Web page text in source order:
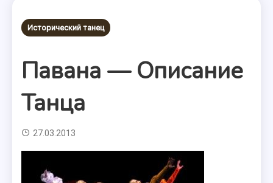
Исторический танец
Павана — Описание
Танца
27.03.2013